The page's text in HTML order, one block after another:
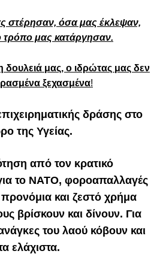
στέρησαν, όσα μας έκλεψαν,
τρόπο μας κατάργησαν.
δουλειά μας, ο ιδρώτας μας δεν
ξεχασμένα!
δράσης στο
της Υγείας.
από τον κρατικό
το ΝΑΤΟ, φοροαπαλλαγές
και ζεστό χρήμα
βρίσκουν και δίνουν. Για
του λαού κόβουν και
ελάχιστα.